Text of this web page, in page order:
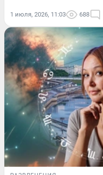
1 июля, 2026, 11:03 688